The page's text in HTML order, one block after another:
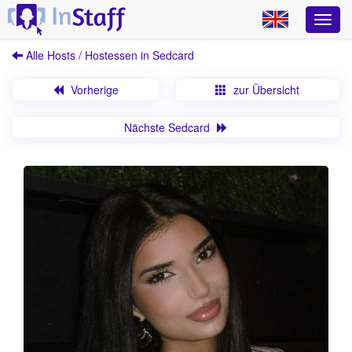
Alle Hosts / Hostessen in Sedcard
Vorherige zur Übersicht
Nächste Sedcard